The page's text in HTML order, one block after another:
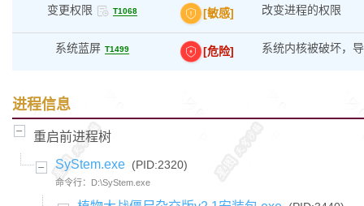
变更权限 T1068 [敏感] 改变进程的权限
系统蓝屏 T1499 [危险] 系统内核被破坏，
进程信息
重启前进程树
SyStem.exe (PID:2320)
命令行：D:\SyStem.exe